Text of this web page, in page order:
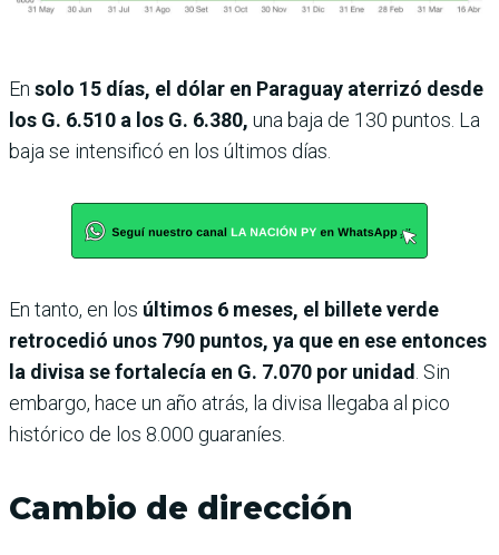
En solo 15 días, el dólar en Paraguay aterrizó desde
los G. 6.510 a los G. 6.380, una baja de 130 puntos. La
baja se intensificó en los últimos días.
En tanto, en los últimos 6 meses, el billete verde
retrocedió unos 790 puntos, ya que en ese entonces
la divisa se fortalecía en G. 7.070 por unidad . Sin
embargo, hace un año atrás, la divisa llegaba al pico
histórico de los 8.000 guaraníes.
Cambio de dirección